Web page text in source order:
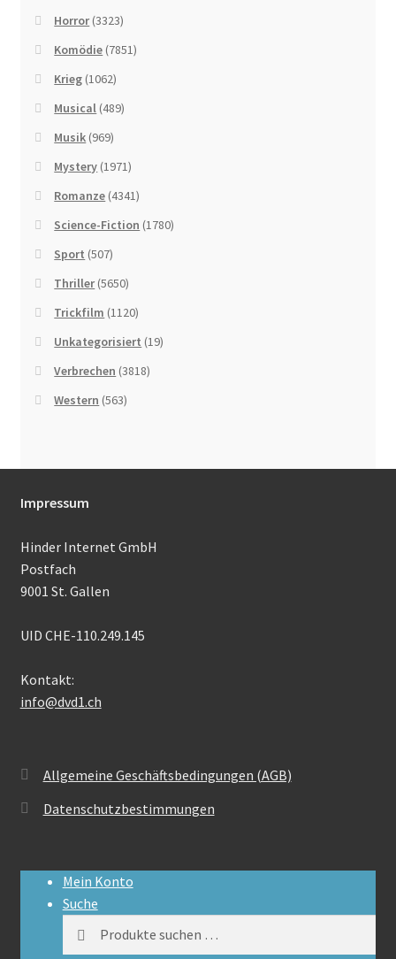
Horror (3323)
Komödie (7851)
Krieg (1062)
Musical (489)
Musik (969)
Mystery (1971)
Romanze (4341)
Science-Fiction (1780)
Sport (507)
Thriller (5650)
Trickfilm (1120)
Unkategorisiert (19)
Verbrechen (3818)
Western (563)
Impressum
Hinder Internet GmbH
Postfach
9001 St. Gallen
UID CHE-110.249.145
Kontakt:
info@dvd1.ch
Allgemeine Geschäftsbedingungen (AGB)
Datenschutzbestimmungen
Mein Konto
Suche